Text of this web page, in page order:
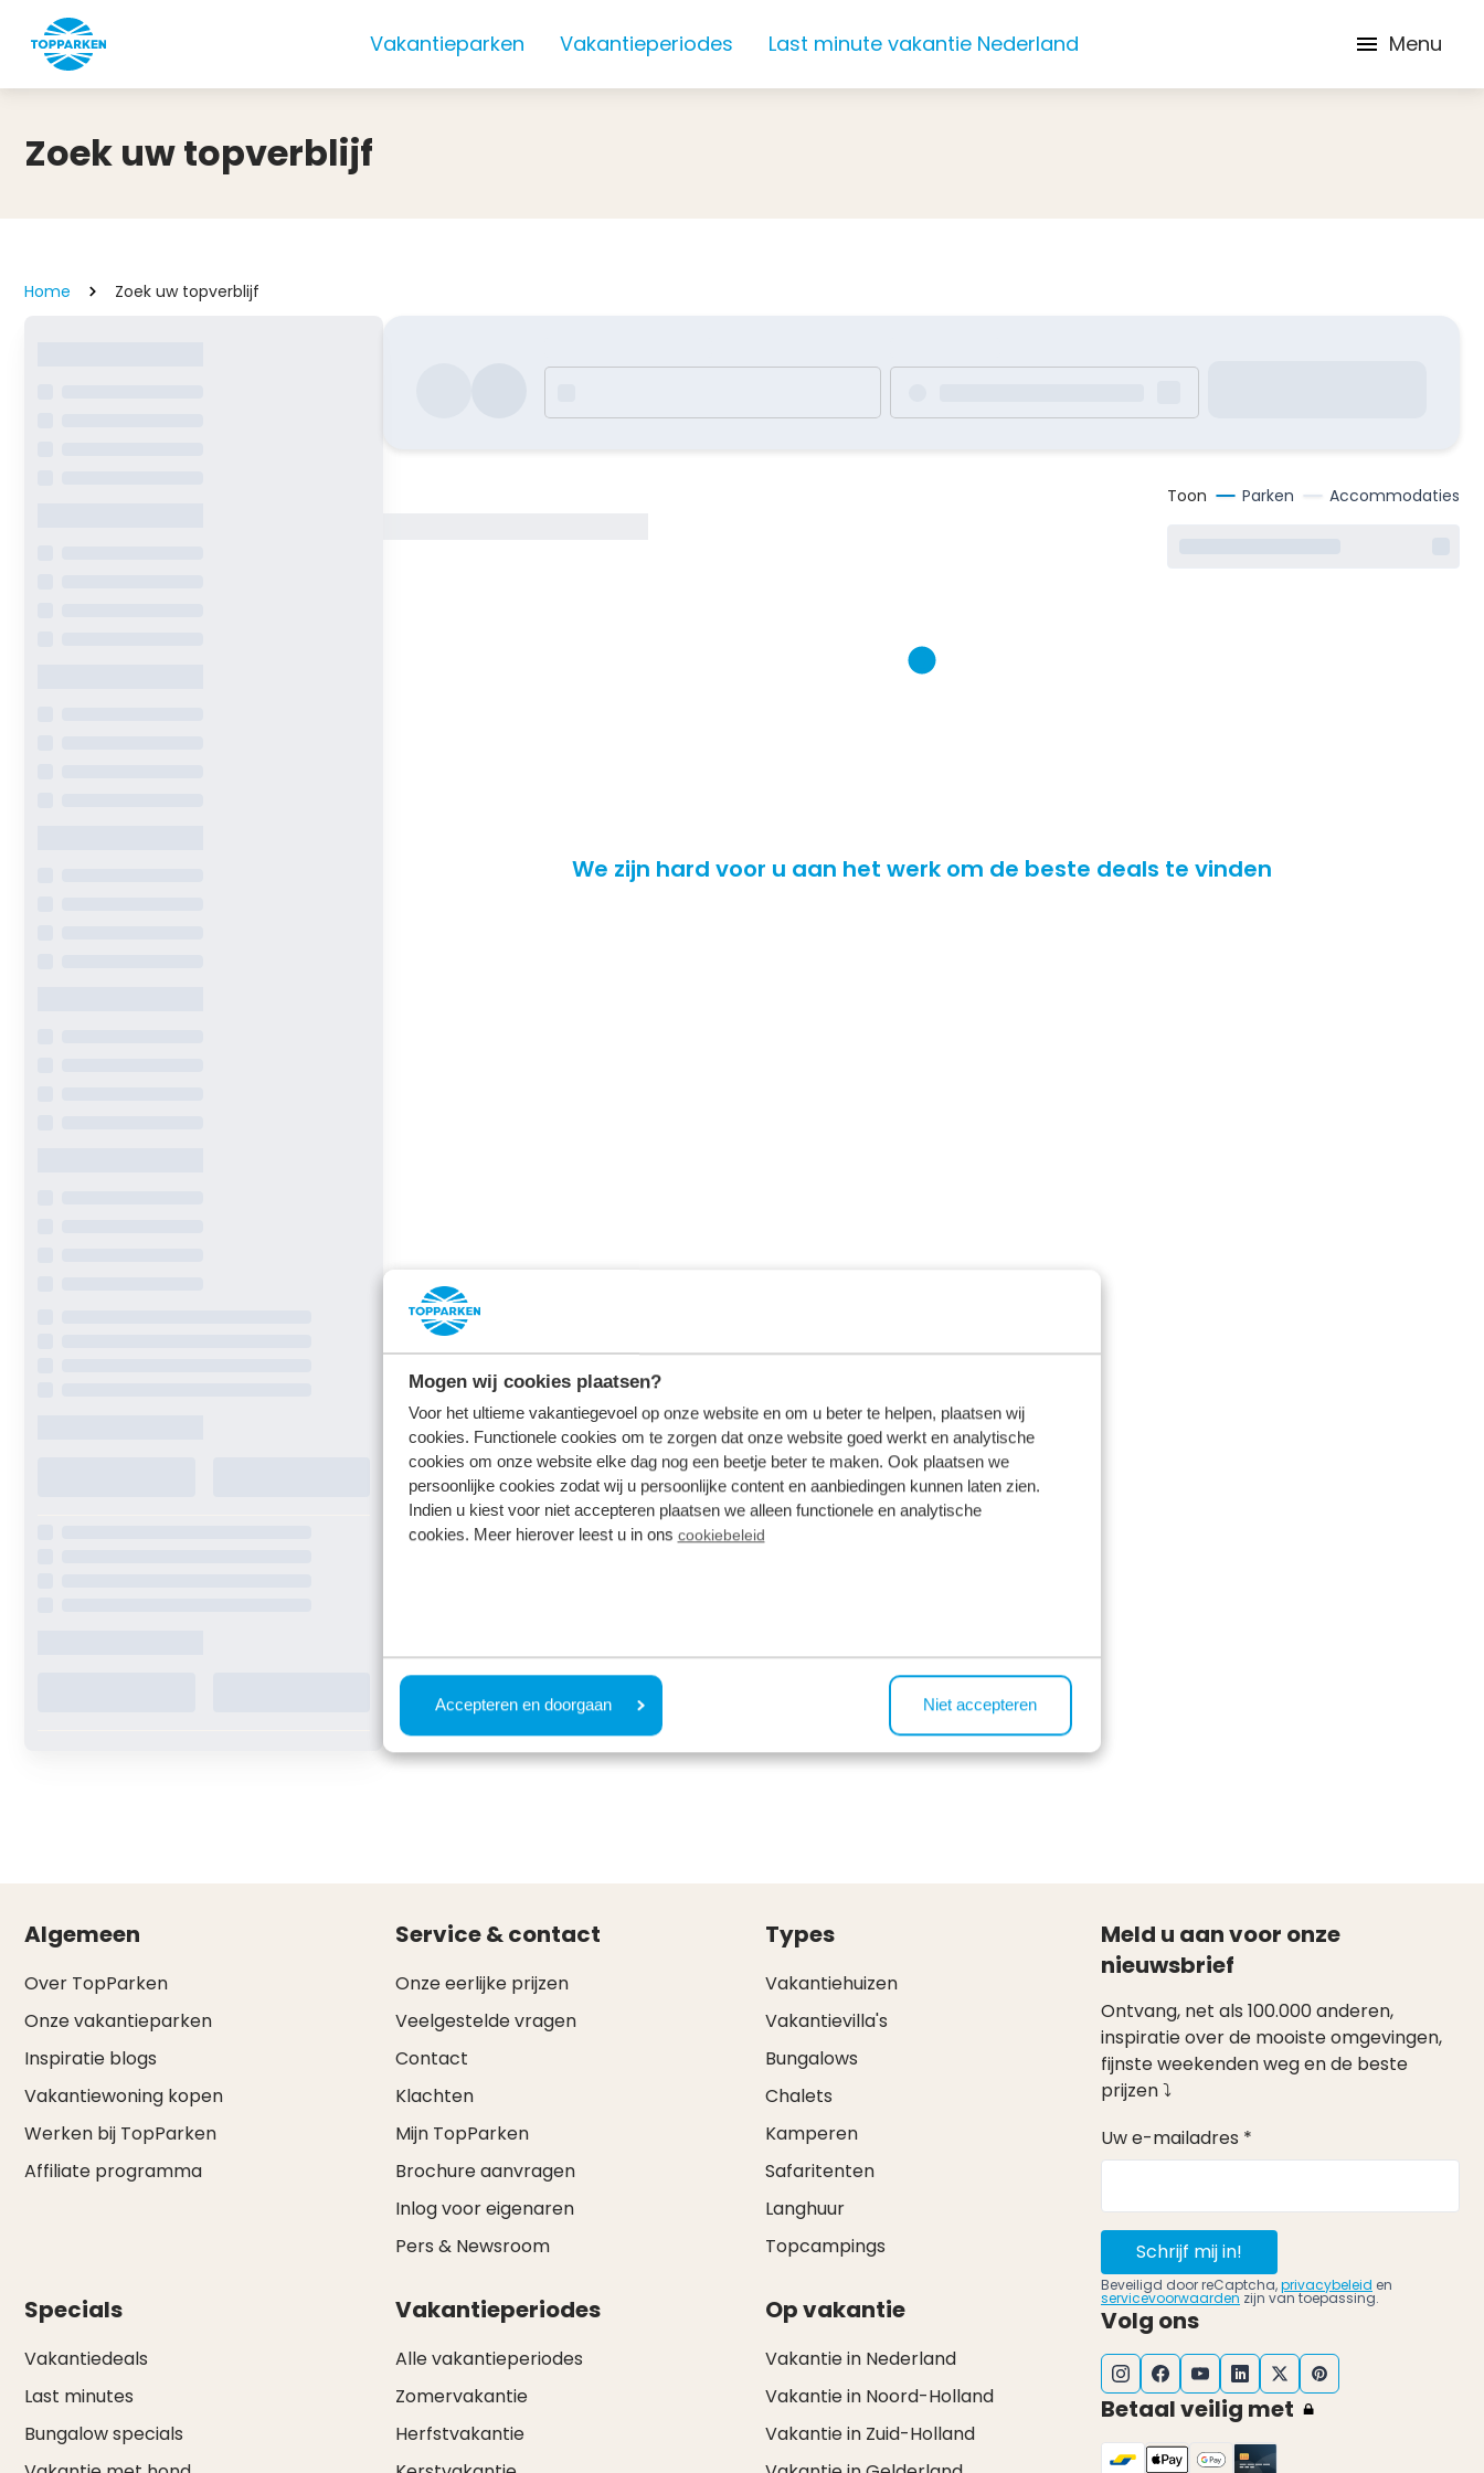
Mogen wij cookies plaatsen?
Voor het ultieme vakantiegevoel op onze website en om u beter te helpen, plaatsen wij
cookies. Functionele cookies om te zorgen dat onze website goed werkt en analytische
cookies om onze website elke dag nog een beetje beter te maken. Ook plaatsen we
persoonlijke cookies zodat wij u persoonlijke content en aanbiedingen kunnen laten zien.
Indien u kiest voor niet accepteren plaatsen we alleen functionele en analytische
cookies. Meer hierover leest u in ons cookiebeleid
Accepteren en doorgaan Niet accepteren
Vakantieparken Vakantieperiodes Last minute vakantie Nederland Menu
Zoek uw topverblijf
Home Zoek uw topverblijf
Toon Parken Accommodaties
We zijn hard voor u aan het werk om de beste deals te vinden
Algemeen
Over TopParken
Onze vakantieparken
Inspiratie blogs
Vakantiewoning kopen
Werken bij TopParken
Affiliate programma
Service & contact
Onze eerlijke prijzen
Veelgestelde vragen
Contact
Klachten
Mijn TopParken
Brochure aanvragen
Inlog voor eigenaren
Pers & Newsroom
Types
Vakantiehuizen
Vakantievilla's
Bungalows
Chalets
Kamperen
Safaritenten
Langhuur
Topcampings
Specials
Vakantiedeals
Last minutes
Bungalow specials
Vakantieperiodes
Alle vakantieperiodes
Zomervakantie
Herfstvakantie
Op vakantie
Vakantie in Nederland
Vakantie in Noord-Holland
Vakantie in Zuid-Holland
Meld u aan voor onze
nieuwsbrief
Ontvang, net als 100.000 anderen,
inspiratie over de mooiste omgevingen,
fijnste weekenden weg en de beste
prijzen ⤵
Uw e-mailadres *
Schrijf mij in!
Beveiligd door reCaptcha,privacybeleid en
servicevoorwaarden zijn van toepassing.
Volg ons
Betaal veilig met